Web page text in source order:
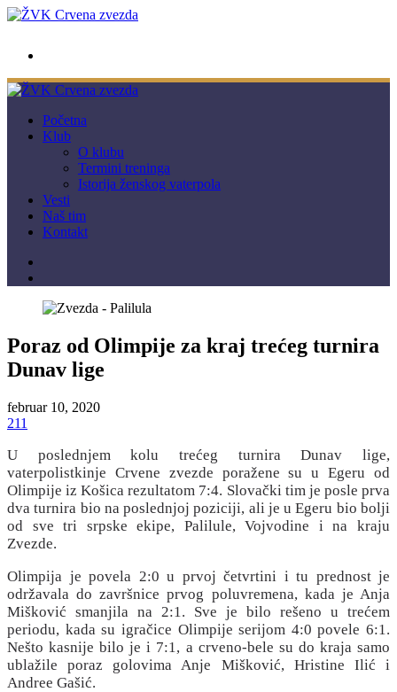
Početna
Klub
O klubu
Termini treninga
Istorija ženskog vaterpola
Vesti
Naš tim
Kontakt
Poraz od Olimpije za kraj trećeg turnira
Dunav lige
februar 10, 2020
211
U poslednjem kolu trećeg turnira Dunav lige,
vaterpolistkinje Crvene zvezde poražene su u Egeru od
Olimpije iz Košica rezultatom 7:4. Slovački tim je posle prva
dva turnira bio na poslednjoj poziciji, ali je u Egeru bio bolji
od sve tri srpske ekipe, Palilule, Vojvodine i na kraju
Zvezde.
Olimpija je povela 2:0 u prvoj četvrtini i tu prednost je
održavala do završnice prvog poluvremena, kada je Anja
Mišković smanjila na 2:1. Sve je bilo rešeno u trećem
periodu, kada su igračice Olimpije serijom 4:0 povele 6:1.
Nešto kasnije bilo je i 7:1, a crveno-bele su do kraja samo
ublažile poraz golovima Anje Mišković, Hristine Ilić i
Andree Gašić.